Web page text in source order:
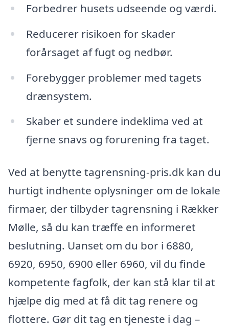
Forbedrer husets udseende og værdi.
Reducerer risikoen for skader
forårsaget af fugt og nedbør.
Forebygger problemer med tagets
drænsystem.
Skaber et sundere indeklima ved at
fjerne snavs og forurening fra taget.
Ved at benytte tagrensning-pris.dk kan du
hurtigt indhente oplysninger om de lokale
firmaer, der tilbyder tagrensning i Rækker
Mølle, så du kan træffe en informeret
beslutning. Uanset om du bor i 6880,
6920, 6950, 6900 eller 6960, vil du finde
kompetente fagfolk, der kan stå klar til at
hjælpe dig med at få dit tag renere og
flottere. Gør dit tag en tjeneste i dag –